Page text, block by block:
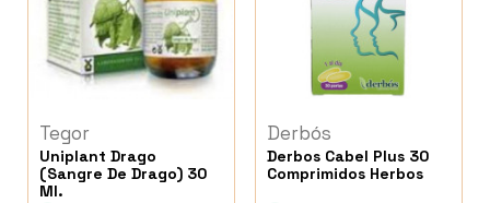
Tegor
Uniplant Drago
(Sangre De Drago) 30
Ml.
Derbós
Derbos Cabel Plus 30
Comprimidos Herbos